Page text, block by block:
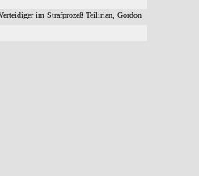
im Strafprozeß Teilirian, Gordon